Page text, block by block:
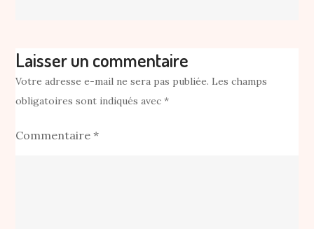
Laisser un commentaire
Votre adresse e-mail ne sera pas publiée. Les champs
obligatoires sont indiqués avec*
Commentaire*